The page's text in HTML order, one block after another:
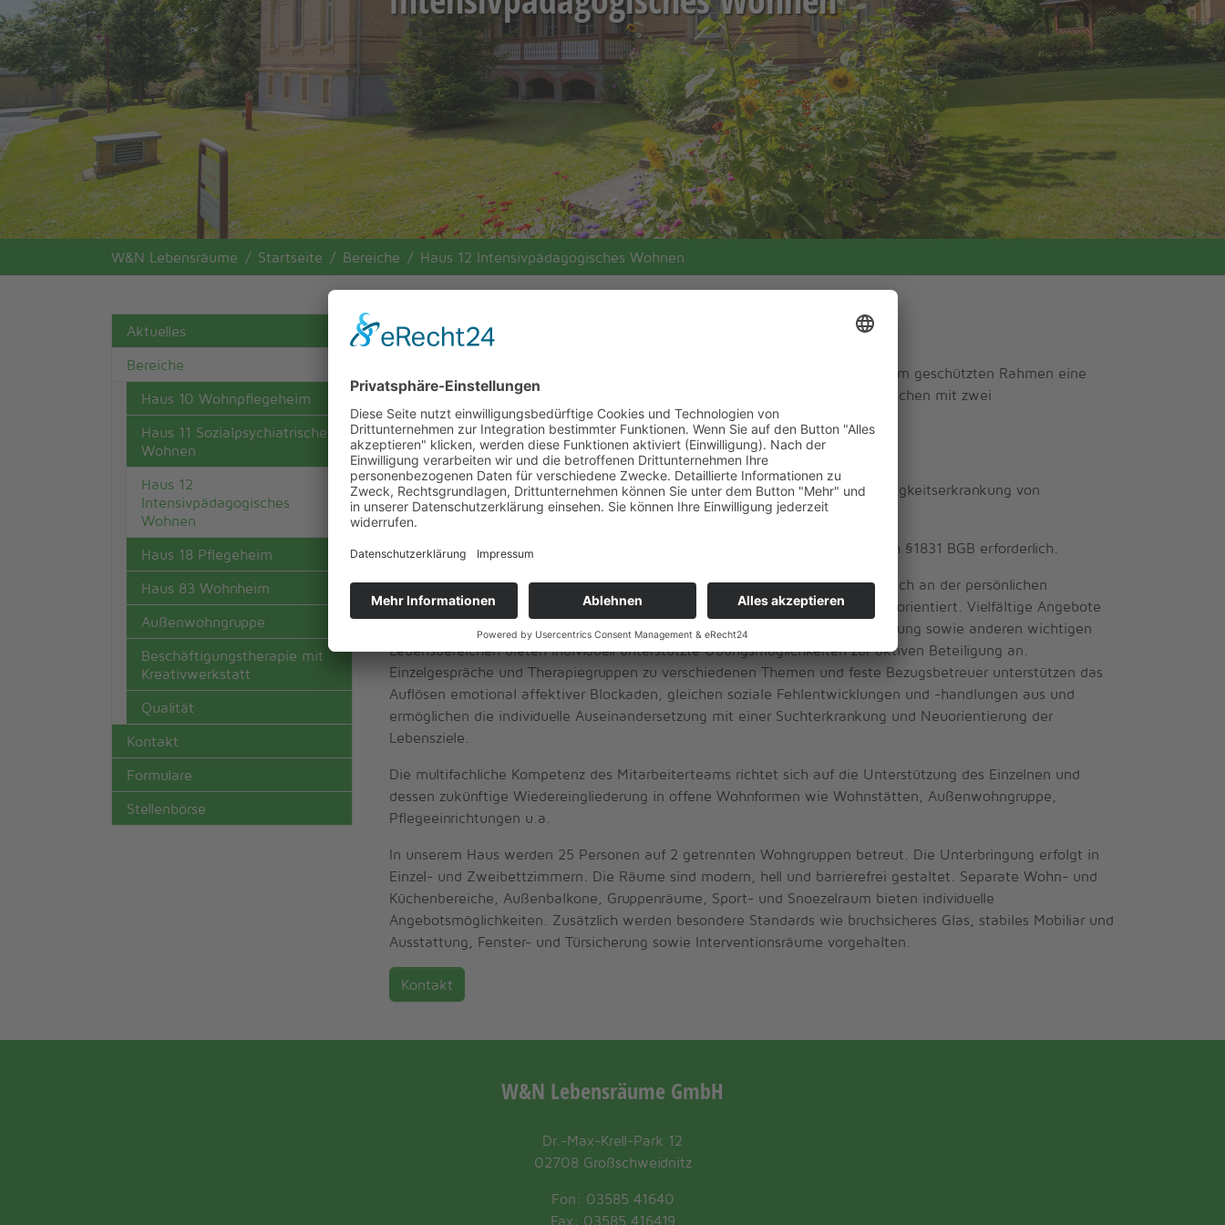
You are here:
W&N Lebensräume Startseite Bereiche Haus 12 Intensivpädagogisches Wohnen
Aktuelles
Bereiche
Haus 10 Wohnpflegeheim
Haus 11 Sozialpsychiatrisches
Wohnen
Haus 12
Intensivpädagogisches
Wohnen
Haus 18 Pflegeheim
Haus 83 Wohnheim
Außenwohngruppe
Beschäftigungstherapie mit
Kreativwerkstatt
Qualität
Kontakt
Formulare
Stellenbörse
Haus 12 Intensivpädagogisches Wohnen
Die Intensivpädagogische / Intensivtherapeutische Wohnstätte bietet in einem geschützten Rahmen eine
Betreuung und Begleitung für erwachsene schwerstverhaltensauffällige Menschen mit zwei
Diagnoseschwerpunkten:
Personen mit Intelligenzminderung
chronisch mehrfachbeeinträchtige Personen bei diagnostizierter Abhängigkeitserkrankung von
Suchtstoffen
Für die Erstaufnahme ist ein zivilrechtlicher Beschluss zur Unterbringung nach §1831 BGB erforderlich.
Das Wohnangebot bietet für den Einzelnen eine individuelle Betreuung, die sich an der persönlichen
Lebenshaltung, dem Entwicklungsstand sowie den Fähigkeiten und Grenzen orientiert. Vielfältige Angebote
im Beschäftigungs- und Erlebnisbereich, in Hauswirtschaft und Selbstversorgung sowie anderen wichtigen
Lebensbereichen bieten individuell unterstützte Übungsmöglichkeiten zur aktiven Beteiligung an.
Einzelgespräche und Therapiegruppen zu verschiedenen Themen und feste Bezugsbetreuer unterstützen das
Auflösen emotional affektiver Blockaden, gleichen soziale Fehlentwicklungen und -handlungen aus und
ermöglichen die individuelle Auseinandersetzung mit einer Suchterkrankung und Neuorientierung der
Lebensziele.
Die multifachliche Kompetenz des Mitarbeiterteams richtet sich auf die Unterstützung des Einzelnen und
dessen zukünftige Wiedereingliederung in offene Wohnformen wie Wohnstätten, Außenwohngruppe,
Pflegeeinrichtungen u.a.
In unserem Haus werden 25 Personen auf 2 getrennten Wohngruppen betreut. Die Unterbringung erfolgt in
Einzel- und Zweibettzimmern. Die Räume sind modern, hell und barrierefrei gestaltet. Separate Wohn- und
Küchenbereiche, Außenbalkone, Gruppenräume, Sport- und Snoezelraum bieten individuelle
Angebotsmöglichkeiten. Zusätzlich werden besondere Standards wie bruchsicheres Glas, stabiles Mobiliar und
Ausstattung, Fenster- und Türsicherung sowie Interventionsräume vorgehalten.
Kontakt
W&N Lebensräume GmbH
Dr.-Max-Krell-Park 12
02708 Großschweidnitz
Fon: 03585 41640
Fax: 03585 416419